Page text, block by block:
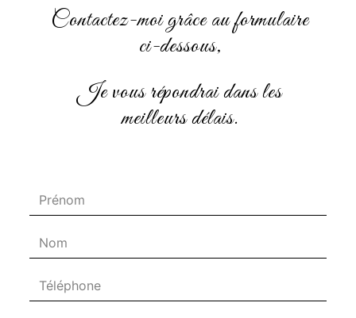
Contactez-moi grâce au formulaire
ci-dessous,
je vous répondrai dans les
meilleurs délais.